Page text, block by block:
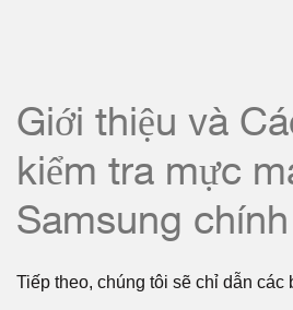
Giới thiệu và
kiểm tra mực
Samsung
Tiếp theo, chúng tôi sẽ chỉ dẫn các